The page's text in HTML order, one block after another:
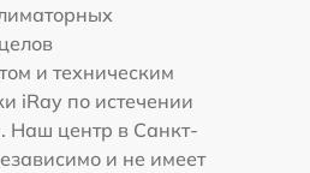
и техническим
iRay по истечении
Наш центр в Санкт-
и не имеет